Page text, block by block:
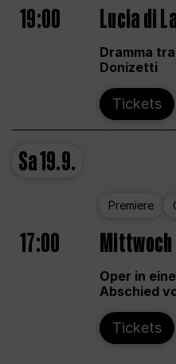
19:00 Lucia di
Dramma
Donizetti
Tickets
Sa19.9.
Premiere
17:00
Oper in
Abschied
Tickets